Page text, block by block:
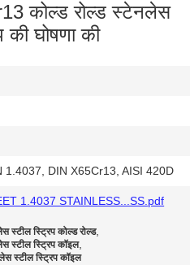
कोल्ड रोल्ड स्टेनलेस
की घोषणा की
1.4037, DIN X65Cr13, AISI 420D
1.4037 STAINLESS...SS.pdf
स्टील स्ट्रिप कोल्ड रोल्ड,
स्टील स्ट्रिप कॉइल,
स्टील स्ट्रिप कॉइल